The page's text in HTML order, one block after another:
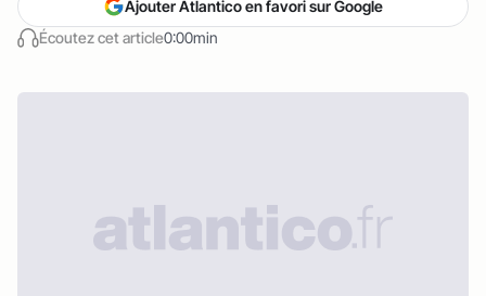
Écoutez cet article0:00min
Ajouter Atlantico en favori sur Google